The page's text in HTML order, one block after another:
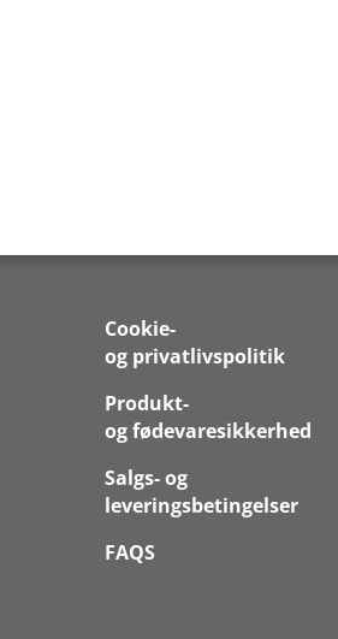
Cookie-
og privatlivspolitik
Produkt-
og fødevaresikkerhed
Salgs- og
leveringsbetingelser
FAQS